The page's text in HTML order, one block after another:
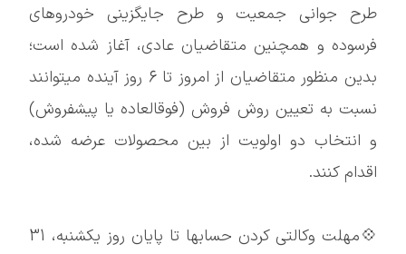
طرح جوانی جمعیت و طرح جایگزینی خودروهای
فرسوده و همچنین متقاضیان عادی، آغاز شده است؛
بدین منظور متقاضیان از امروز تا 6 روز آینده میتوانند
نسبت به تعیین روش فروش (فوقالعاده یا پیشفروش)
و انتخاب دو اولویت از بین محصولات عرضه شده،
اقدام کنند.
💠مهلت وکالتی کردن حسابها تا پایان روز یکشنبه، 31